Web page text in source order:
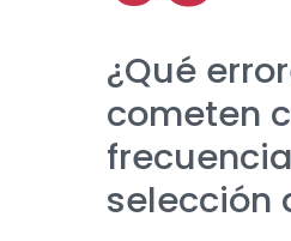
¿Qué
cometen
selección